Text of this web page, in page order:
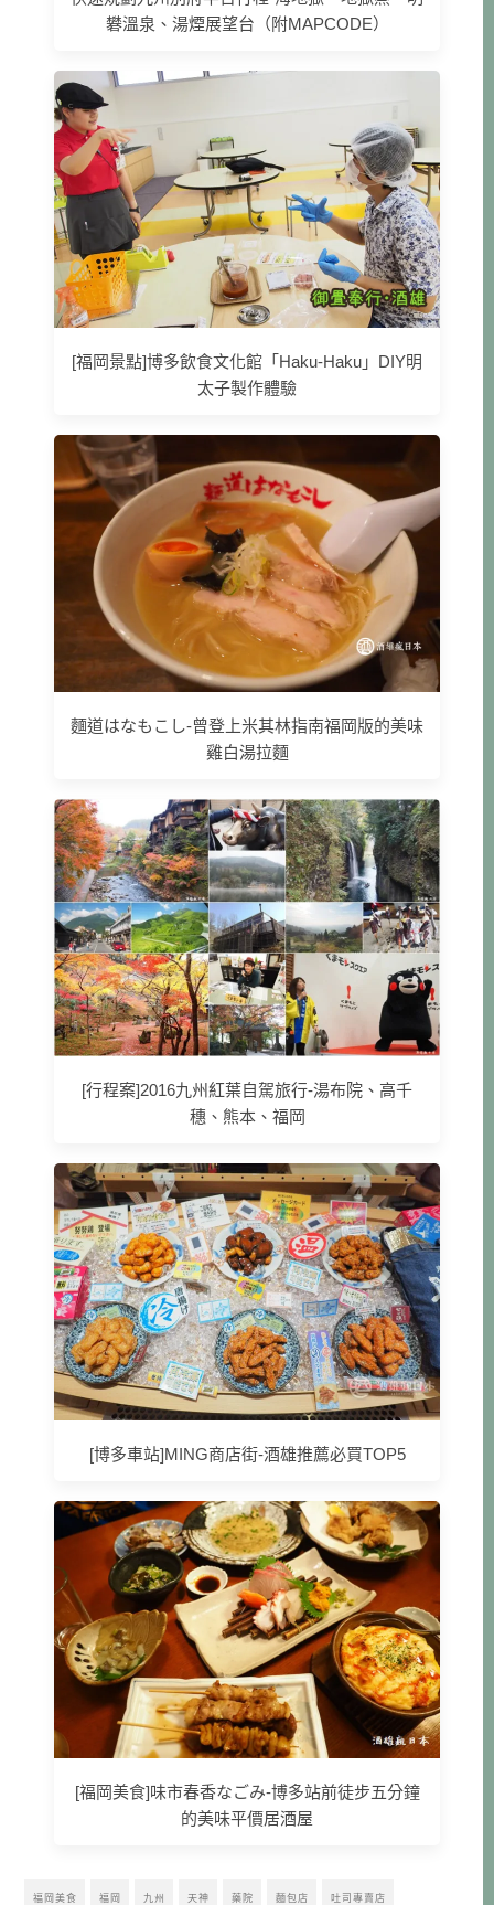
礬溫泉、湯煙展望台（附MAPCODE）
[福岡景點]博多飲食文化館「Haku-Haku」DIY明
太子製作體驗
麵道はなもこし-曾登上米其林指南福岡版的美味
雞白湯拉麵
[行程案]2016九州紅葉自駕旅行-湯布院、高千
穗、熊本、福岡
[博多車站]MING商店街-酒雄推薦必買TOP5
[福岡美食]味市春香なごみ-博多站前徒步五分鐘
的美味平價居酒屋
福岡美食 福岡 九州 天神 藥院 麵包店 吐司專賣店